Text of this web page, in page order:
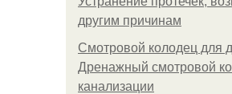
другим причинам
Смотровой колодец для
Дренажный смотровой
канализации